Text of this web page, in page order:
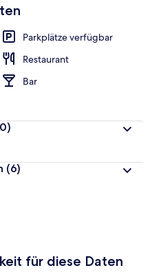
Parkplätze verfügbar
Restaurant
Bar
(6)
für diese Daten